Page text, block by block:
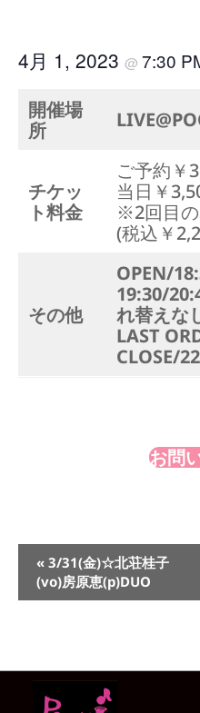
4月 1, 2023 @ 7:30
開催場
所
チケッ
ト料金
ご予約￥
当日￥
※2回目
(税込￥
その他
OPEN/
19:30/
れ替えな
LAST
CLOSE/
お問
イ
ベ
ン
ゲ
« 3/31(金)☆北荘桂子
(vo)房原恵(p)DUO